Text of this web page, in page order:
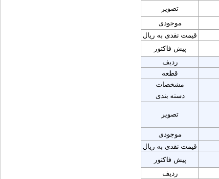
تصویر
موجودی
قیمت نقدی به ریال
پیش فاکتور
ردیف
قطعه
مشخصات
دسته بندی
تصویر
موجودی
قیمت نقدی به ریال
پیش فاکتور
ردیف